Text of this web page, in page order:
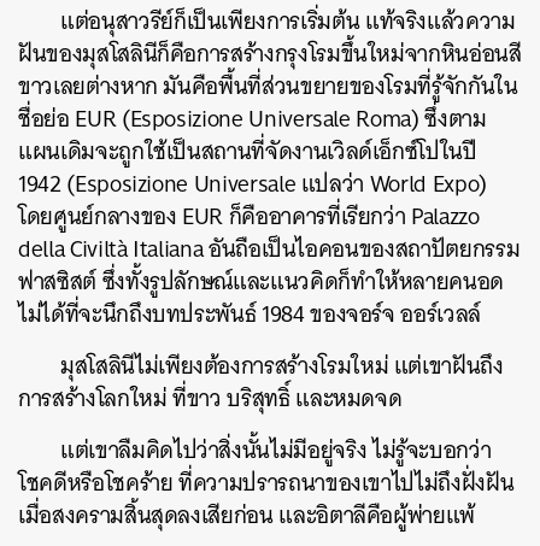
แต่อนุสาวรีย์ก็เป็นเพียงการเริ่มต้น แท้จริงแล้วความ
ฝันของมุสโสลินีก็คือการสร้างกรุงโรมขึ้นใหม่จากหินอ่อนสี
ขาวเลยต่างหาก มันคือพื้นที่ส่วนขยายของโรมที่รู้จักกันใน
ชื่อย่อ EUR (Esposizione Universale Roma) ซึ่งตาม
แผนเดิมจะถูกใช้เป็นสถานที่จัดงานเวิลด์เอ็กซ์โปในปี
1942 (Esposizione Universale แปลว่า World Expo)
โดยศูนย์กลางของ EUR ก็คืออาคารที่เรียกว่า Palazzo
della Civiltà Italiana อันถือเป็นไอคอนของสถาปัตยกรรม
ฟาสซิสต์ ซึ่งทั้งรูปลักษณ์และแนวคิดก็ทำให้หลายคนอด
ไม่ได้ที่จะนึกถึงบทประพันธ์ 1984 ของจอร์จ ออร์เวลล์
มุสโสลินีไม่เพียงต้องการสร้างโรมใหม่ แต่เขาฝันถึง
การสร้างโลกใหม่ ที่ขาว บริสุทธิ์ และหมดจด
แต่เขาลืมคิดไปว่าสิ่งนั้นไม่มีอยู่จริง ไม่รู้จะบอกว่า
โชคดีหรือโชคร้าย ที่ความปรารถนาของเขาไปไม่ถึงฝั่งฝัน
เมื่อสงครามสิ้นสุดลงเสียก่อน และอิตาลีคือผู้พ่ายแพ้